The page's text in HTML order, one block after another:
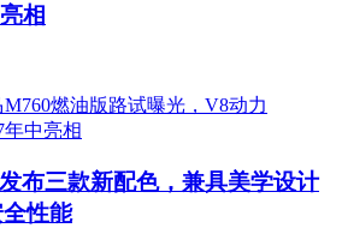
相
布三款新配色，兼具美学设计
性能